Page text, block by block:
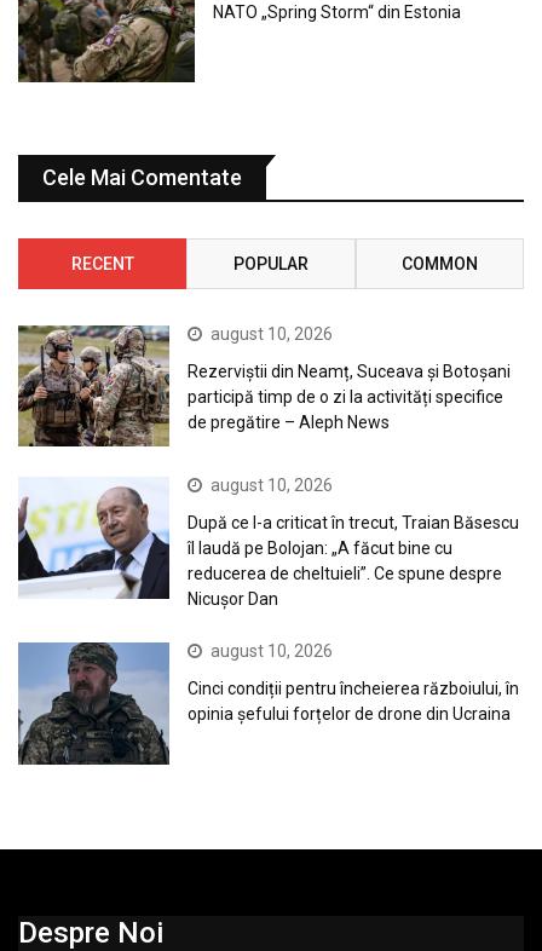
NATO „Spring Storm“ din Estonia
Cele Mai Comentate
RECENT POPULAR COMMON
august 10, 2026
Rezerviștii din Neamț, Suceava și Botoșani
participă timp de o zi la activități specifice
de pregătire – Aleph News
august 10, 2026
După ce l-a criticat în trecut, Traian Băsescu
îl laudă pe Bolojan: „A făcut bine cu
reducerea de cheltuieli”. Ce spune despre
Nicușor Dan
august 10, 2026
Cinci condiții pentru încheierea războiului, în
opinia șefului forțelor de drone din Ucraina
Despre Noi